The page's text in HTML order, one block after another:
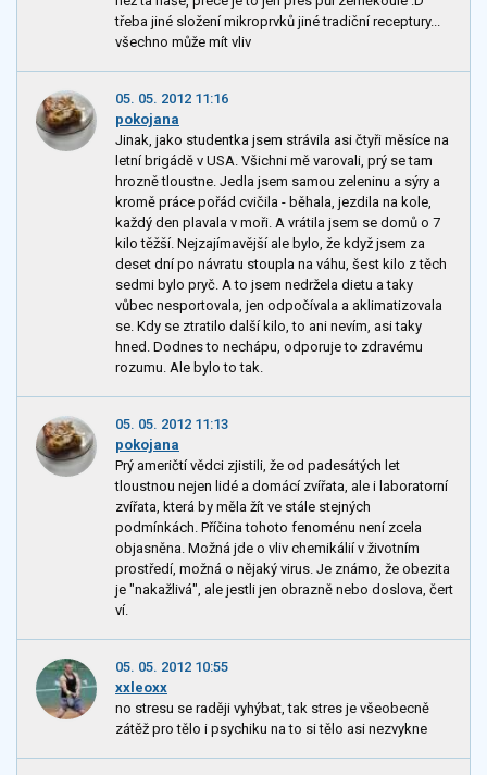
třeba jiné složení mikroprvků jiné tradiční receptury...
všechno může mít vliv
05. 05. 2012 11:16
pokojana
Jinak, jako studentka jsem strávila asi čtyři měsíce na
letní brigádě v USA. Všichni mě varovali, prý se tam
hrozně tloustne. Jedla jsem samou zeleninu a sýry a
kromě práce pořád cvičila - běhala, jezdila na kole,
každý den plavala v moři. A vrátila jsem se domů o 7
kilo těžší. Nejzajímavější ale bylo, že když jsem za
deset dní po návratu stoupla na váhu, šest kilo z těch
sedmi bylo pryč. A to jsem nedržela dietu a taky
vůbec nesportovala, jen odpočívala a aklimatizovala
se. Kdy se ztratilo další kilo, to ani nevím, asi taky
hned. Dodnes to nechápu, odporuje to zdravému
rozumu. Ale bylo to tak.
05. 05. 2012 11:13
pokojana
Prý američtí vědci zjistili, že od padesátých let
tloustnou nejen lidé a domácí zvířata, ale i laboratorní
zvířata, která by měla žít ve stále stejných
podmínkách. Příčina tohoto fenoménu není zcela
objasněna. Možná jde o vliv chemikálií v životním
prostředí, možná o nějaký virus. Je známo, že obezita
je "nakažlivá", ale jestli jen obrazně nebo doslova, čert
ví.
05. 05. 2012 10:55
xxleoxx
no stresu se raději vyhýbat, tak stres je všeobecně
zátěž pro tělo i psychiku na to si tělo asi nezvykne